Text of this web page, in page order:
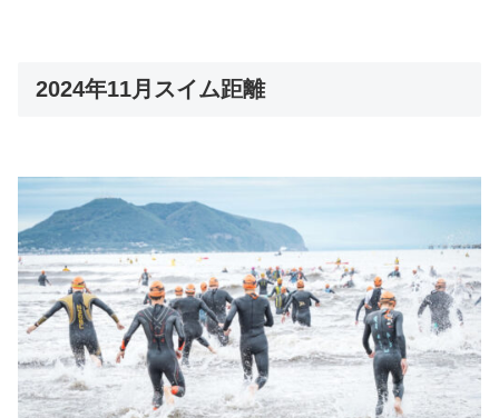
2024年11月スイム距離